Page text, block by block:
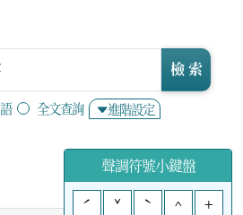
全文查詢 進階設定
檢 索
聲調符號小鍵盤
ˊ
ˇ ˋ ^ +